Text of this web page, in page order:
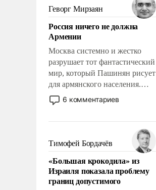
Сложившаяся ситуация
означает многолетний период
уязвимости США, например,
перед Китаем.
Геворг Мирзаян
Россия ничего не должна
Армении
Москва системно и жестко
разрушает тот фантастический
мир, который Пашинян рисует
для армянского населения.
Мир, где этому населению все
должны просто по
политические прожекты будут
беспрекословно оплачиваться
за счет российских
налогоплательщиков и где за
свои поступки не нужно
отвечать.
6 комментариев
Тимофей Бордачёв
«Большая крокодила» из
Израиля показала проблему
границ допустимого